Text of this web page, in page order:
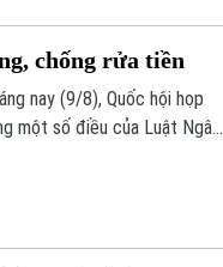
chống rửa tiền
nay (9/8), Quốc hội họp
một số điều của Luật Ngân